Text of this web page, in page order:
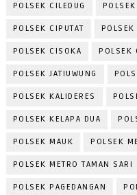
POLSEK CILEDUG
POLSEK CIPUTAT POLSEK
POLSEK CISOKA POLSEK
POLSEK JATIUWUNG
POLSEK KALIDERES
POLSEK KELAPA DUA
POLSEK MAUK POLSEK
POLSEK METRO TAMAN SARI
POLSEK PAGEDANGAN